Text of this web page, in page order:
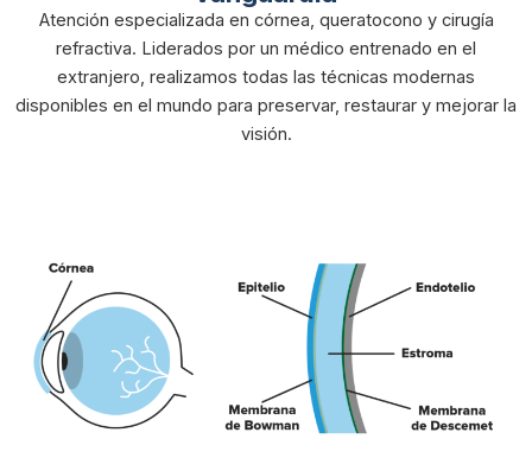
Atención especializada en córnea, queratocono y cirugía
refractiva. Liderados por un médico entrenado en el
extranjero, realizamos todas las técnicas modernas
disponibles en el mundo para preservar, restaurar y mejorar la
visión.